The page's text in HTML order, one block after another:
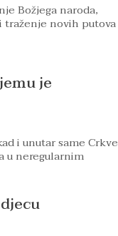
Božjega naroda,
novih putova
je
i unutar same Crkve
u neregularnim